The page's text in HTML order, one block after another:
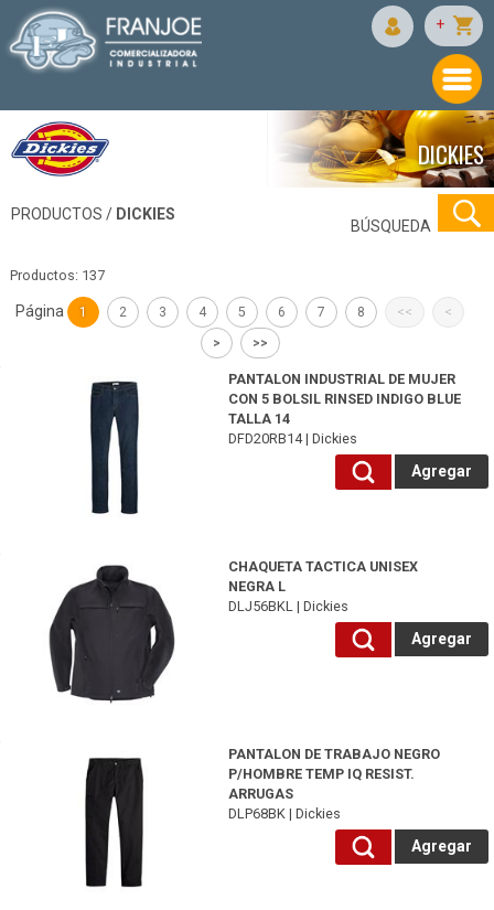
+
DICKIES
PRODUCTOS / DICKIES
BÚSQUEDA
Productos: 137
Página 1 2 3 4 5 6 7 8 <<
<
>
>>
PANTALON INDUSTRIAL DE MUJER
CON 5 BOLSIL RINSED INDIGO BLUE
TALLA 14
DFD20RB14 | Dickies
Agregar
CHAQUETA TACTICA UNISEX
NEGRA L
DLJ56BKL | Dickies
Agregar
PANTALON DE TRABAJO NEGRO
P/HOMBRE TEMP IQ RESIST.
ARRUGAS
DLP68BK | Dickies
Agregar